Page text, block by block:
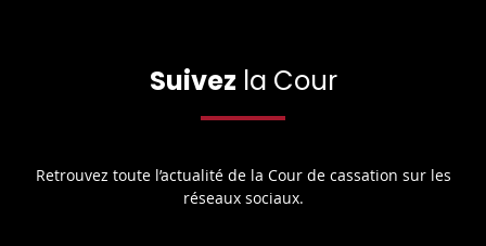
Suivez la Cour
Retrouvez toute l’actualité de la Cour de cassation sur les
réseaux sociaux.